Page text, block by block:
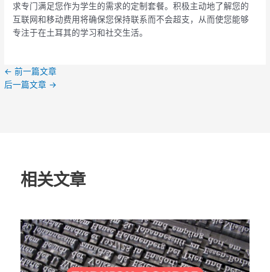
求专门满足您作为学生的需求的定制套餐。积极主动地了解您的
互联网和移动费用将确保您保持联系而不会超支，从而使您能够
专注于在土耳其的学习和社交生活。
← 前一篇文章
后一篇文章 →
相关文章